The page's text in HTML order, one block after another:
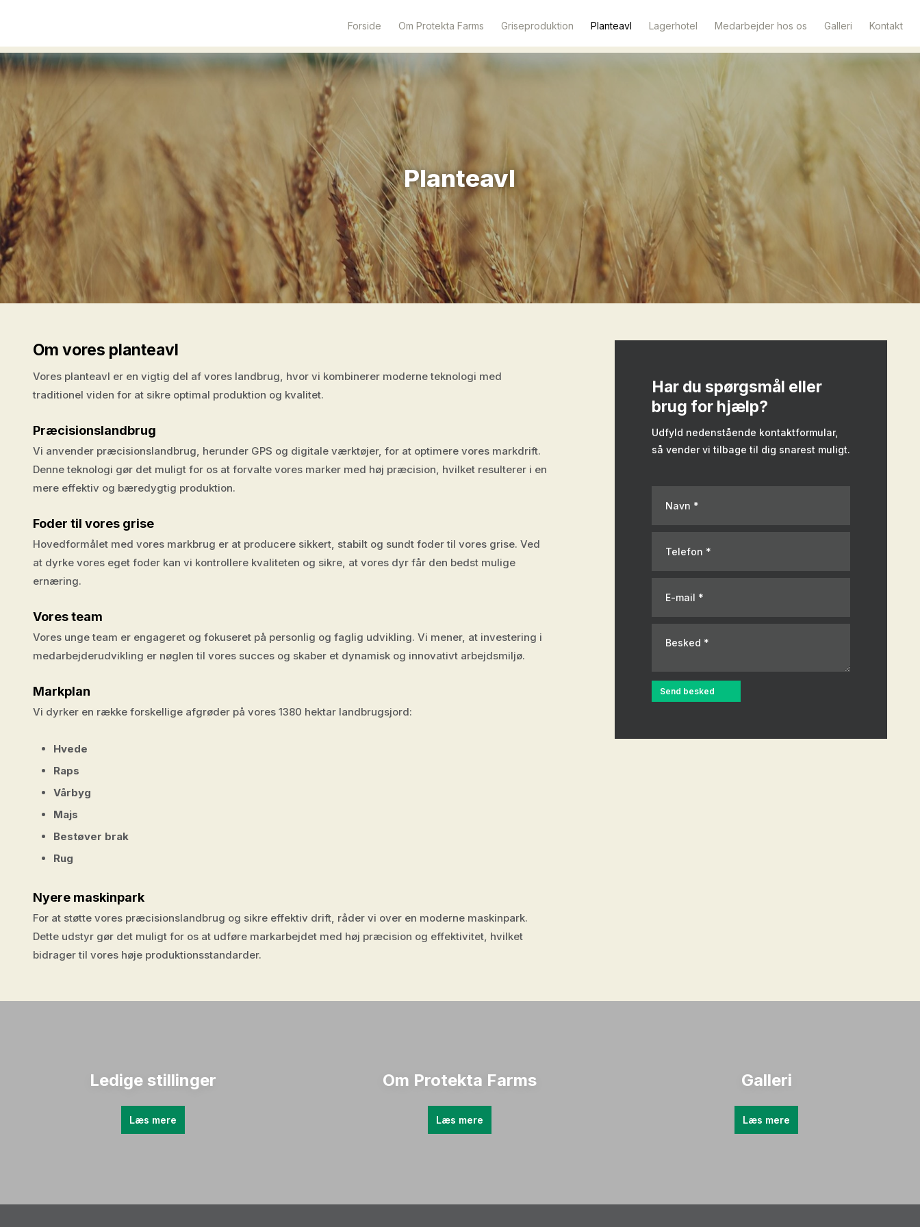
Forside Om Protekta Farms Griseproduktion Planteavl Lagerhotel Medarbejder hos os Galleri Kontakt
Planteavl
Om vores planteavl
Vores planteavl er en vigtig del af vores landbrug, hvor vi kombinerer moderne teknologi med
traditionel viden for at sikre optimal produktion og kvalitet.
Præcisionslandbrug
Vi anvender præcisionslandbrug, herunder GPS og digitale værktøjer, for at optimere vores markdrift.
Denne teknologi gør det muligt for os at forvalte vores marker med høj præcision, hvilket resulterer i en
mere effektiv og bæredygtig produktion.
Foder til vores grise
Hovedformålet med vores markbrug er at producere sikkert, stabilt og sundt foder til vores grise. Ved
at dyrke vores eget foder kan vi kontrollere kvaliteten og sikre, at vores dyr får den bedst mulige
ernæring.
Vores team
Vores unge team er engageret og fokuseret på personlig og faglig udvikling. Vi mener, at investering i
medarbejderudvikling er nøglen til vores succes og skaber et dynamisk og innovativt arbejdsmiljø.
Markplan
Vi dyrker en række forskellige afgrøder på vores 1380 hektar landbrugsjord:
Hvede
Raps
Vårbyg
Majs
Bestøver brak
Rug
Nyere maskinpark
For at støtte vores præcisionslandbrug og sikre effektiv drift, råder vi over en moderne maskinpark.
Dette udstyr gør det muligt for os at udføre markarbejdet med høj præcision og effektivitet, hvilket
bidrager til vores høje produktionsstandarder.
Har du spørgsmål eller
brug for hjælp?​
Udfyld nedenstående kontaktformular,
så vender vi tilbage til dig snarest muligt.​
Ledige stillinger
Læs mere
Om Protekta Farms
Læs mere
Galleri
Læs mere